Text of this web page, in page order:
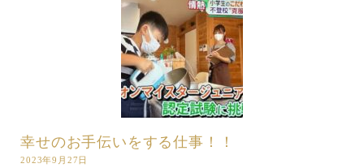
幸せのお手伝いをする仕事！！
2023年9月27日